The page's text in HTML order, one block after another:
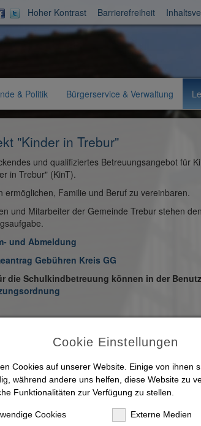
Hoher Kontrast Barrierefreiheit
& Politik Bürgerservice & Verwaltung
"Kinder in Trebur"
und qualifiziertes Betreuungsangebot für
in Trebur" (KinT).
ermöglichen, Familie und Beruf zu vereinbaren.
und Mitarbeiter der Gemeinde Trebur stehen
und Abmeldung
Gebühren Kreis GG
die Schulkindbetreuung können in der
Cookie Einstellungen
Cookies auf unserer Website. Einige von ihnen
während andere uns helfen, diese Website zu
Funktionalitäten zur Verfügung zu stellen.
Cookies Externe Medien